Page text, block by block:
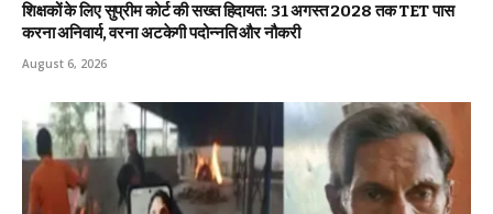
शिक्षकों के लिए सुप्रीम कोर्ट की सख्त हिदायत: 31 अगस्त 2028 तक TET पास
करना अनिवार्य, वरना अटकेगी पदोन्नति और नौकरी
August 6, 2026